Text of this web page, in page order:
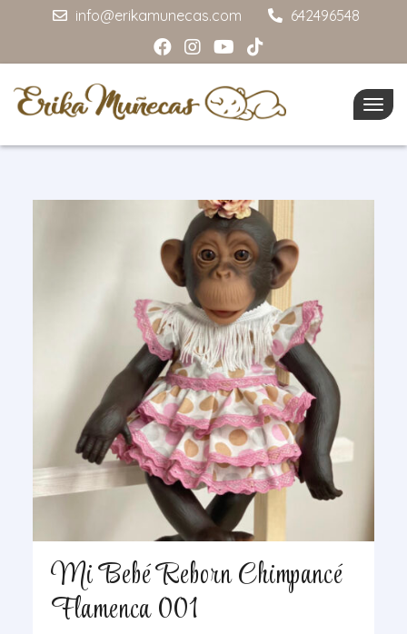
info@erikamunecas.com 642496548
Mi Bebé Reborn Chimpancé
Flamenca 001